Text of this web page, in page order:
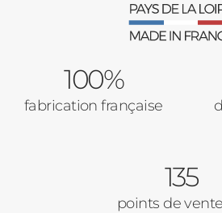
100%
fabrication française
135
points de